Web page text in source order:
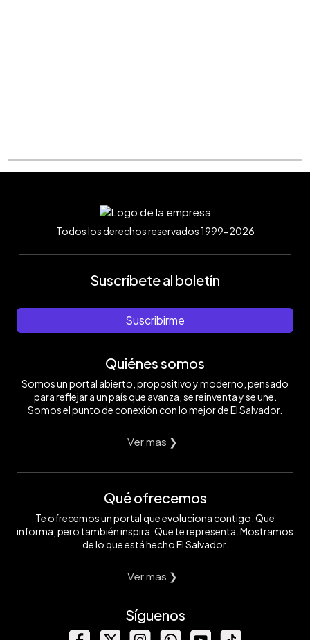
Todos los derechos reservados 1999-2026
Suscríbete al boletín
Suscribirme
Quiénes somos
Somos un portal abierto, propositivo y moderno, pensado
para reflejar a un país que avanza, se reinventa y se une.
Somos el punto de conexión con lo mejor de El Salvador.
Ver mas ❯
Qué ofrecemos
Te ofrecemos un portal que evoluciona contigo. Que
informa, pero también inspira. Que te representa. Mostramos
de lo que está hecho El Salvador.
Ver mas ❯
Síguenos